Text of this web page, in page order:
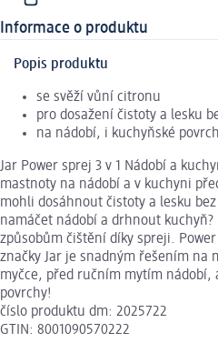
Informace o produktu
Popis produktu
se svěží vůní citronu
pro dosažení čistoty a lesku
na nádobí, i kuchyňské
Jar Power sprej 3 v 1 Nádobí a
mastnoty na nádobí a v kuchyni
mohli dosáhnout čistoty a lesku
namáčet nádobí a drhnout
způsobům čištění díky spreji.
značky Jar je snadným řešením na
myčce, před ručním mytím nádobí,
povrchy!
číslo produktu dm: 2025722
GTIN: 8001090570222